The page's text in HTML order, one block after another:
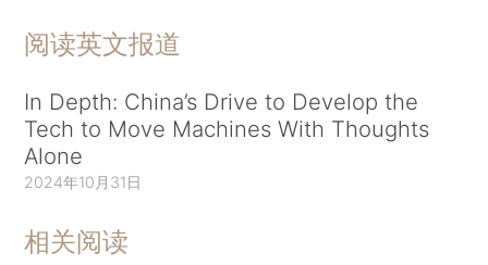
阅读英文报道
In Depth: China’s Drive to Develop the
Tech to Move Machines With Thoughts
Alone
2024年10月31日
相关阅读